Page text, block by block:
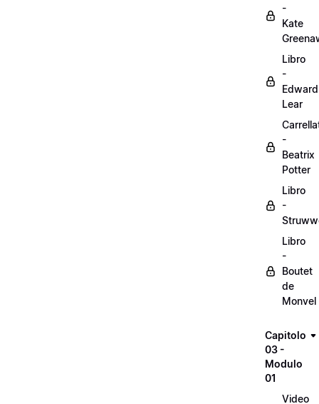
-
Kate
Libro
-
Edward
Lear
-
Beatrix
Potter
Libro
-
Libro
-
Boutet
de
Monvel
Capitolo
03 -
Modulo
01
Video